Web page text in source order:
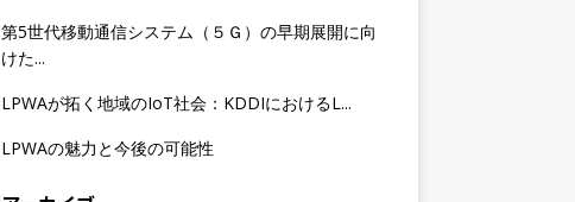
第5世代移動通信システム（５Ｇ）の早期展開に向
けた...
LPWAが拓く地域のIoT社会：KDDIにおけるL...
LPWAの魅力と今後の可能性